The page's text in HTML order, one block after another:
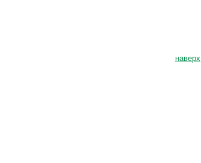
наверх